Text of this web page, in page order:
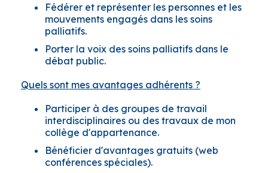
Fédérer et représenter les personnes et les
mouvements engagés dans les soins
palliatifs.
Porter la voix des soins palliatifs dans le
débat public.
Quels sont mes avantages adhérents ?
Participer à des groupes de travail
interdisciplinaires ou des travaux de mon
collège d'appartenance.
Bénéficier d'avantages gratuits (web
conférences spéciales).